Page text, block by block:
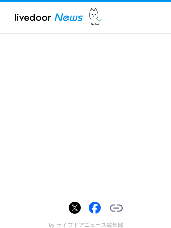
by ライブドアニュース編集部